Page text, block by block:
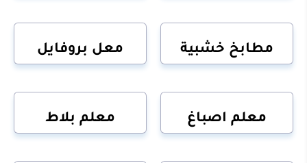
مطابخ خشبية معل بروفايل
معلم اصباغ معلم بلاط